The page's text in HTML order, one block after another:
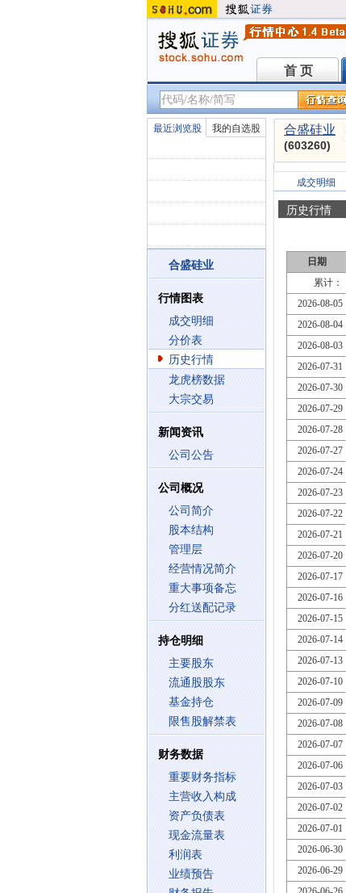
首 页
首 页
最近浏览股 我的自选股
合盛硅业
行情图表
成交明细
分价表
历史行情
龙虎榜数据
大宗交易
新闻资讯
公司公告
公司概况
公司简介
股本结构
管理层
经营情况简介
重大事项备忘
分红送配记录
持仓明细
主要股东
流通股股东
基金持仓
限售股解禁表
财务数据
重要财务指标
主营收入构成
资产负债表
现金流量表
利润表
业绩预告
合盛硅业
(603260)
成交明细
历史行情
日期
累计：
2026-08-05
2026-08-04
2026-08-03
2026-07-31
2026-07-30
2026-07-29
2026-07-28
2026-07-27
2026-07-24
2026-07-23
2026-07-22
2026-07-21
2026-07-20
2026-07-17
2026-07-16
2026-07-15
2026-07-14
2026-07-13
2026-07-10
2026-07-09
2026-07-08
2026-07-07
2026-07-06
2026-07-03
2026-07-02
2026-07-01
2026-06-30
2026-06-29